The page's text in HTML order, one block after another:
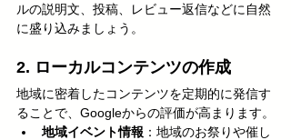
ルの説明文、投稿、レビュー返信などに自然
に盛り込みましょう。
2. ローカルコンテンツの作成
地域に密着したコンテンツを定期的に発信す
ることで、Googleからの評価が高まります。
地域イベント情報 ：地域のお祭りや催し